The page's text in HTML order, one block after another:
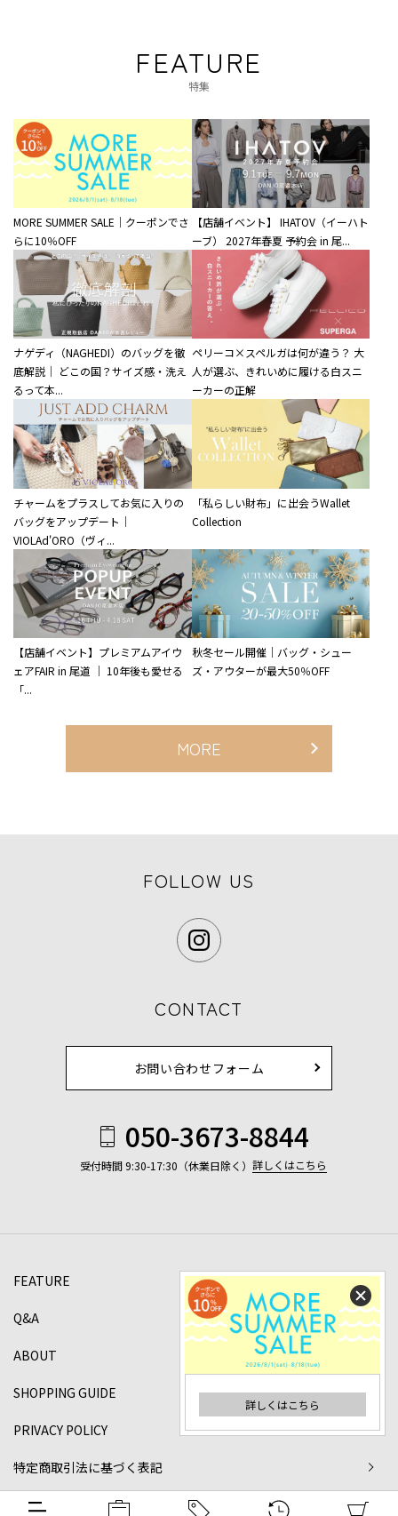
詳しくはこちら
FEATURE
特集
MORE SUMMER SALE｜クーポンでさ
らに10％OFF
【店舗イベント】 IHATOV（イーハト
ーブ） 2027年春夏 予約会 in 尾...
ナゲディ（NAGHEDI）のバッグを徹
底解説｜ どこの国？サイズ感・洗え
るって本...
ペリーコ×スペルガは何が違う？ 大
人が選ぶ、きれいめに履ける白スニ
ーカーの正解
チャームをプラスしてお気に入りの
バッグをアップデート｜
VIOLAd'ORO（ヴィ...
「私らしい財布」に出会うWallet
Collection
【店舗イベント】プレミアムアイウ
ェアFAIR in 尾道 ｜ 10年後も愛せる
「...
秋冬セール開催｜バッグ・シュー
ズ・アウターが最大50％OFF
MORE
FOLLOW US
CONTACT
お問い合わせフォーム
050-3673-8844
受付時間 9:30-17:30（休業日除く） 詳しくはこちら
FEATURE
Q&A
ABOUT
SHOPPING GUIDE
PRIVACY POLICY
特定商取引法に基づく表記